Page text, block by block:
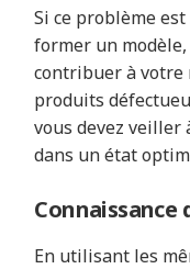
Si ce problème
former un
contribuer à votre
produits
vous devez veiller
dans un état
Connaissance
En utilisant les